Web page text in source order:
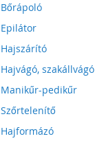
Bőrápoló
Epilátor
Hajszárító
Hajvágó, szakállvágó
Manikűr-pedikűr
Szőrtelenítő
Hajformázó